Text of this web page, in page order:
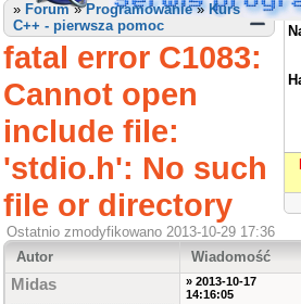
» Forum»Programowanie» Kurs
C++ - pierwsza pomoc
fatal error C1083:
Cannot open
include file:
'stdio.h': No such
file or directory
Ostatnio zmodyfikowano 2013-10-29 17:36
Autor
Wiadomość
Midas
» 2013-10-17
14:16:05